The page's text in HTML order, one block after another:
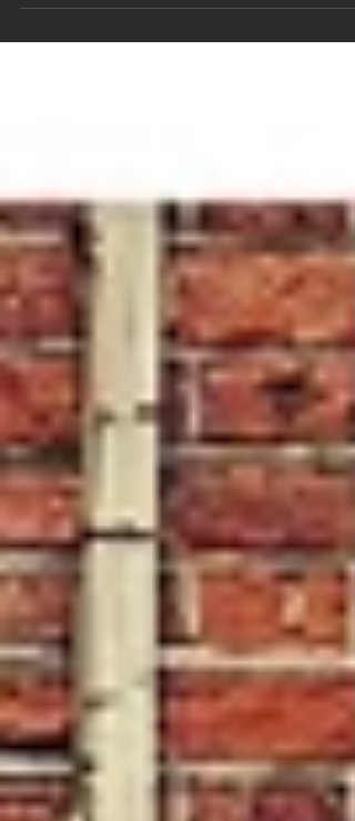
une étude comparative approfondie sur